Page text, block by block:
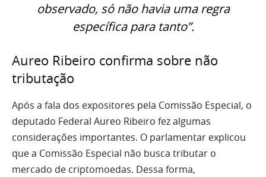
observado, só não havia uma regra
específica para tanto”.
Aureo Ribeiro confirma sobre não
tributação
Após a fala dos expositores pela Comissão Especial, o
deputado Federal Aureo Ribeiro fez algumas
considerações importantes. O parlamentar explicou
que a Comissão Especial não busca tributar o
mercado de criptomoedas. Dessa forma,